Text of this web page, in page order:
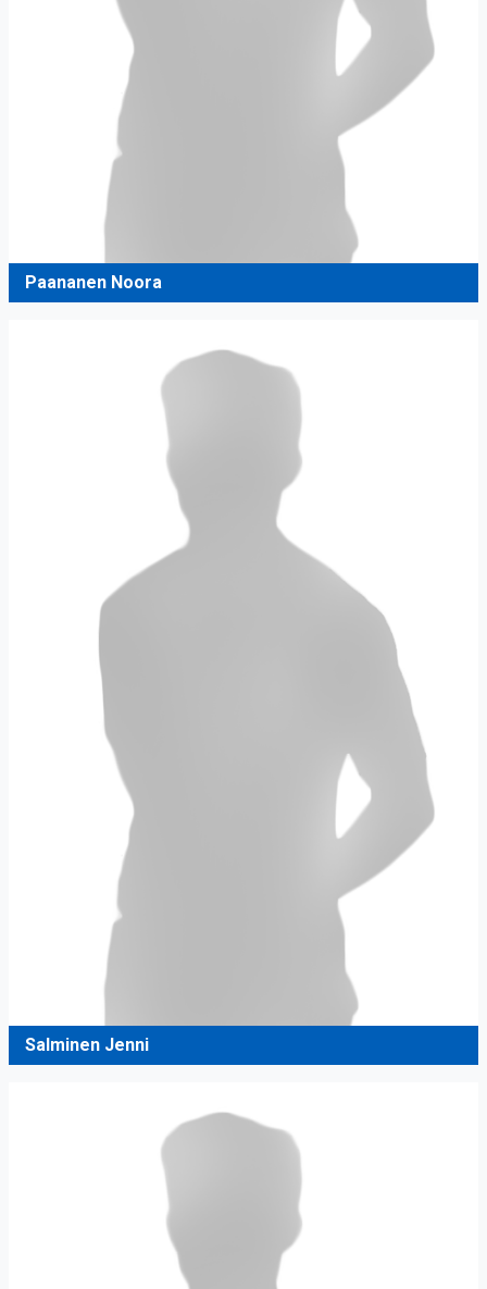
Paananen Noora
Salminen Jenni